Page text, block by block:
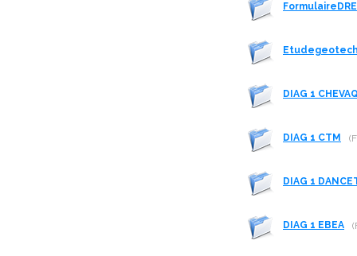
DIAG 1
DIAG 1 CTM
DIAG 1
DIAG 1 EBEA